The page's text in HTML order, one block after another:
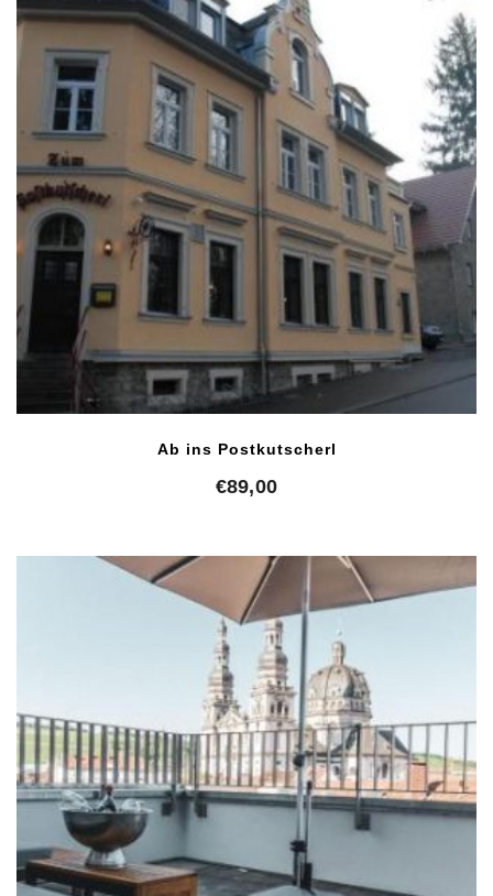
Ab ins Postkutscherl
€89,00